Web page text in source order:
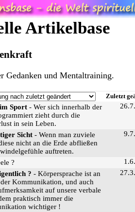
Artikelbase
Gedanken und Mentaltraining.
Zuletzt
Sport - Wer sich innerhalb der
zieht durch die
in sein Leben.
Sicht - Wenn man zuviele
nicht an die Erde abfließen
auftreten.
?
? - Körpersprache ist an
Kommunikation, und auch
auf unsere verbale
praktisch immer die
wichtiger !